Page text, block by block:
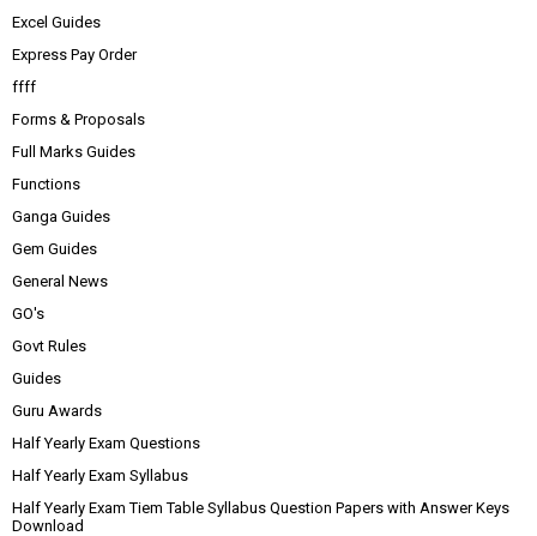
Excel Guides
Express Pay Order
ffff
Forms & Proposals
Full Marks Guides
Functions
Ganga Guides
Gem Guides
General News
GO's
Govt Rules
Guides
Guru Awards
Half Yearly Exam Questions
Half Yearly Exam Syllabus
Half Yearly Exam Tiem Table Syllabus Question Papers with Answer Keys
Download